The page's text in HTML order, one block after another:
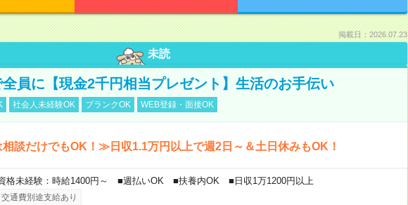
掲載日：2026.07.23
未読
員に【現金2千円相当プレゼント】生活のお手伝い
社会人未経験OK ブランクOK WEB登録・面接OK
談だけでもOK！≫日収1.1万円以上で週2日～＆土日休みもOK！
格未経験：時給1400円～ ■週払いOK ■扶養内OK ■日収1万1200円以上
交通費別途支給あり